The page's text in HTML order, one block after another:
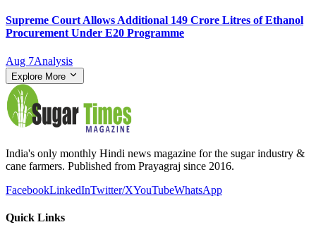
Supreme Court Allows Additional 149 Crore Litres of Ethanol
Procurement Under E20 Programme
Aug 7Analysis
Explore More
India's only monthly Hindi news magazine for the sugar industry &
cane farmers. Published from Prayagraj since 2016.
FacebookLinkedInTwitter/XYouTubeWhatsApp
Quick Links